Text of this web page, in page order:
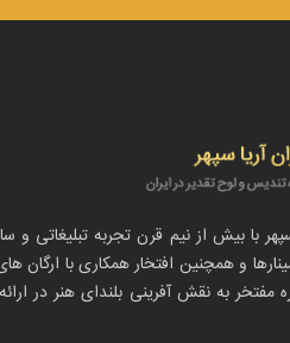
با بیش از نیم قرن تجربه تبلیغاتی و
و همچنین افتخار همکاری با ارگان
مفتخر به نقش آفرینی بلندای هنر در